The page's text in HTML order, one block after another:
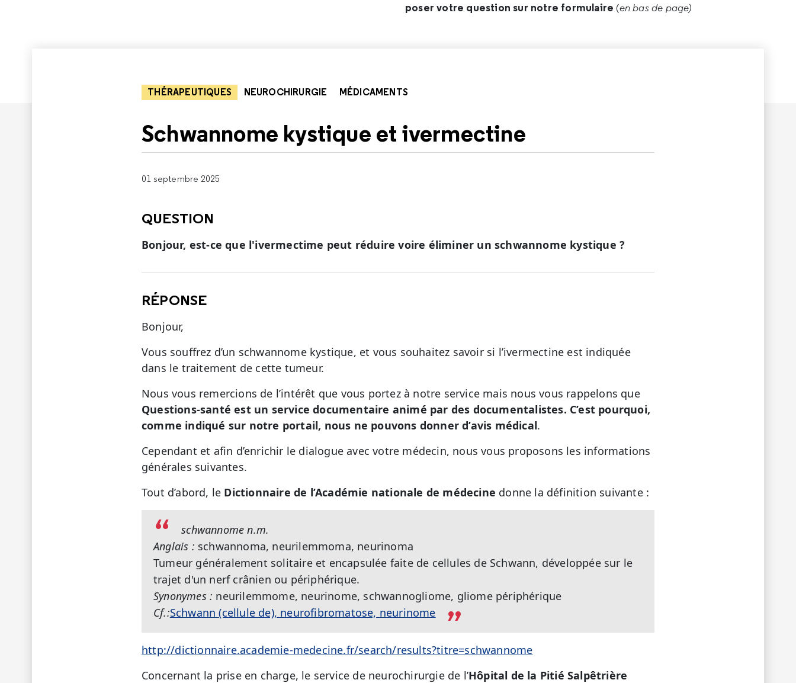
poser votre question sur notre formulaire (en bas de page)
THÉRAPEUTIQUES NEUROCHIRURGIE MÉDICAMENTS
Schwannome kystique et ivermectine
01 septembre 2025
QUESTION
Bonjour, est-ce que l'ivermectime peut réduire voire éliminer un schwannome kystique ?
RÉPONSE
Bonjour,
Vous souffrez d’un schwannome kystique, et vous souhaitez savoir si l’ivermectine est indiquée
dans le traitement de cette tumeur.
Nous vous remercions de l’intérêt que vous portez à notre service mais nous vous rappelons que
Questions-santé est un service documentaire animé par des documentalistes. C’est pourquoi,
comme indiqué sur notre portail, nous ne pouvons donner d’avis médical.
Cependant et afin d’enrichir le dialogue avec votre médecin, nous vous proposons les informations
générales suivantes.
Tout d’abord, le Dictionnaire de l’Académie nationale de médecine donne la définition suivante :
schwannome n.m.
Anglais : schwannoma, neurilemmoma, neurinoma
Tumeur généralement solitaire et encapsulée faite de cellules de Schwann, développée sur le
trajet d'un nerf crânien ou périphérique.
Synonymes : neurilemmome, neurinome, schwannogliome, gliome périphérique
Cf.:Schwann (cellule de), neurofibromatose, neurinome
http://dictionnaire.academie-medecine.fr/search/results?titre=schwannome
Concernant la prise en charge, le service de neurochirurgie de l’Hôpital de la Pitié Salpêtrière